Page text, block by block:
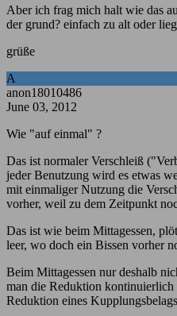
Aber ich frag mich halt wie das
der grund? einfach zu alt oder
grüße
A
anon18010486
June 03, 2012
Wie "auf einmal" ?
Das ist normaler Verschleiß
jeder Benutzung wird es etwas
mit einmaliger Nutzung die
vorher, weil zu dem Zeitpunkt
Das ist wie beim Mittagessen,
leer, wo doch ein Bissen vorher
Beim Mittagessen nur deshalb
man die Reduktion kontinuierlich
Reduktion eines